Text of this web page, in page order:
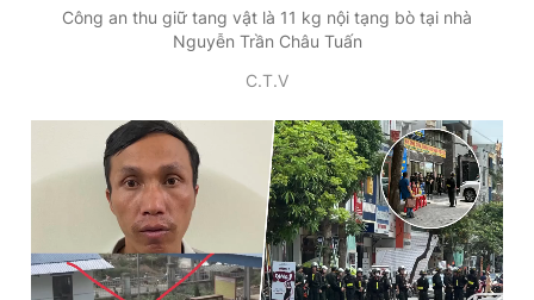
Công an thu giữ tang vật là 11 kg nội tạng bò tại nhà
Nguyễn Trần Châu Tuấn
C.T.V